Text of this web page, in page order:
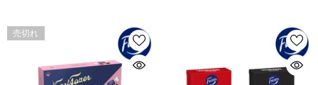
売切れ